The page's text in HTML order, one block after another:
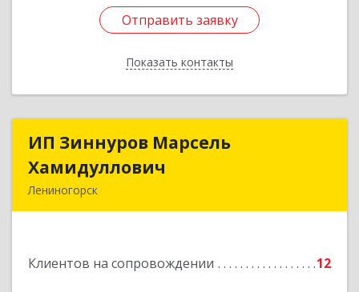
Отправить заявку
Показать контакты
Отправить заявку
Назад
ИП Зиннуров Марсель
Хамидуллович
Лениногорск
Клиентов на сопровождении 12
ИП Зиннуров Марсель
Подробнее